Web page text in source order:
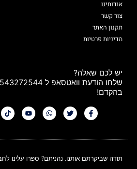
אודותינו
צור קשר
תקנון האתר
מדיניות פרטיות
יש לכם שאלה?
בהקדם!
תודה שביקרתם אותנו. נהניתם? ספרו עלינו